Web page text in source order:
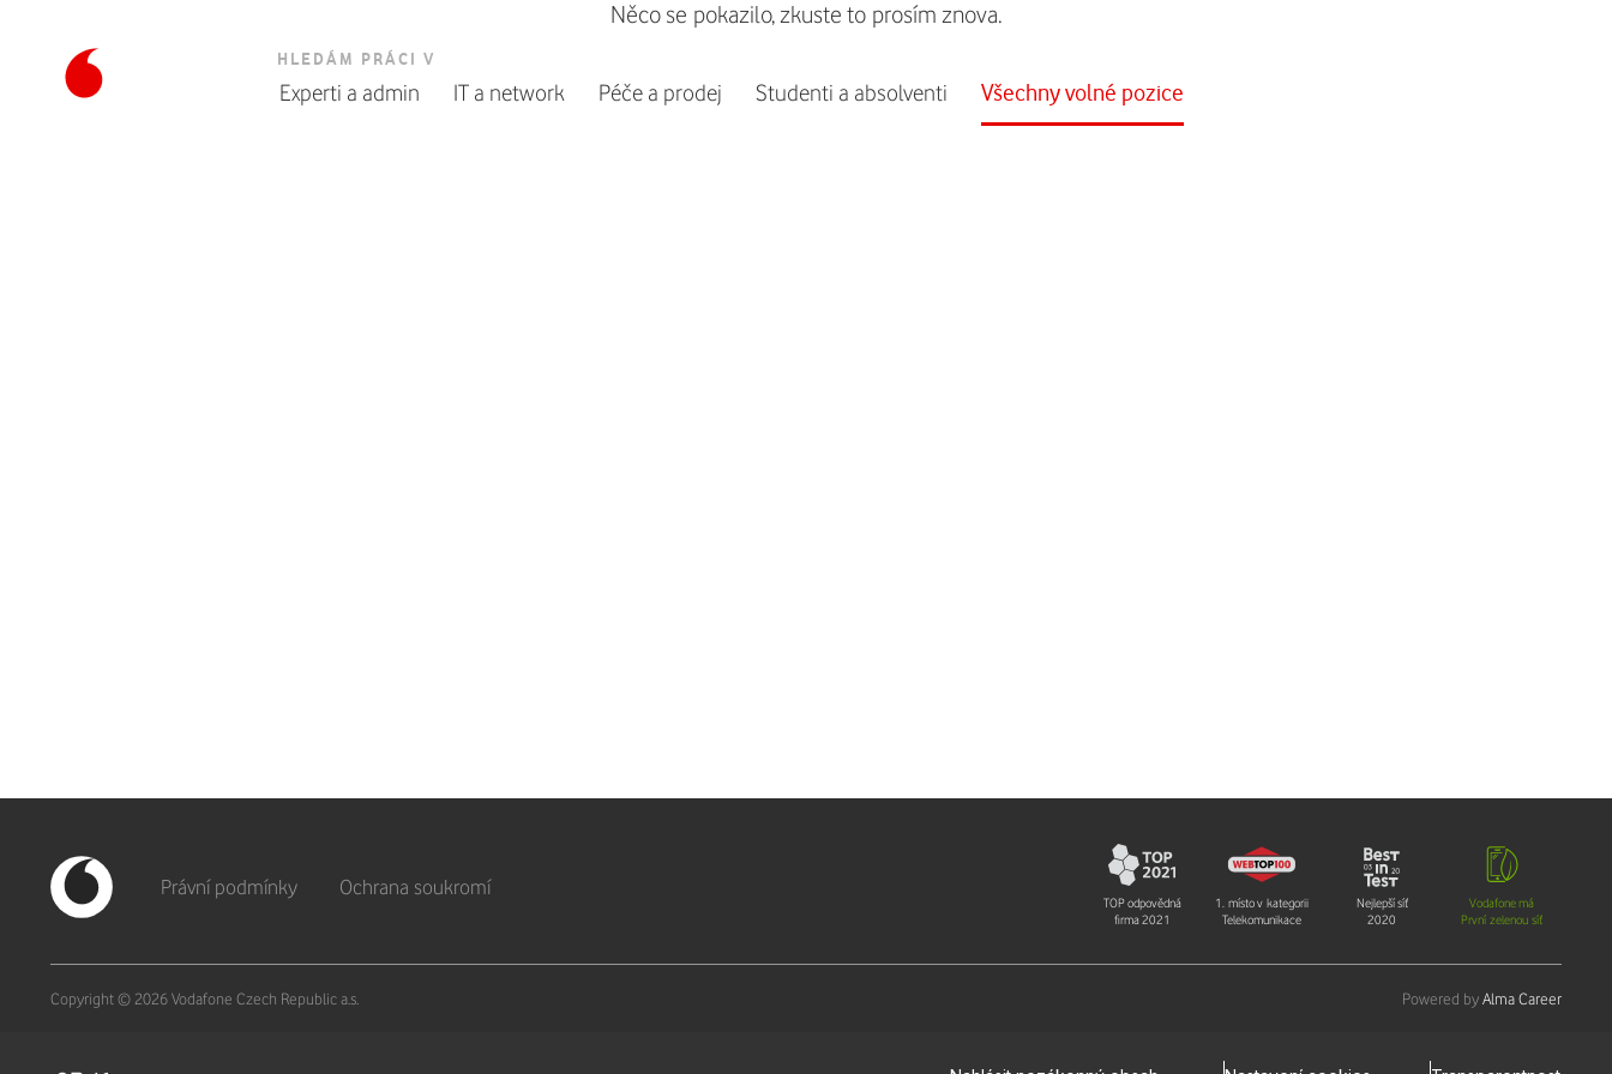
HLEDÁM PRÁCI V
Experti a admin IT a network Péče a prodej Studenti a absolventi Všechny volné pozice
Něco se pokazilo, zkuste to prosím znova.
Právní podmínky Ochrana soukromí
TOP odpovědná
firma 2021
1. místo v kategorii
Telekomunikace
Nejlepší síť
2020
Vodafone má
První zelenou síť
Copyright © 2026 Vodafone Czech Republic a.s. Powered byAlma Career